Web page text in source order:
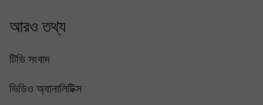
আরও তথ্য
টিভি সংবাদ
ভিডিও অ্যানালিটিক্স